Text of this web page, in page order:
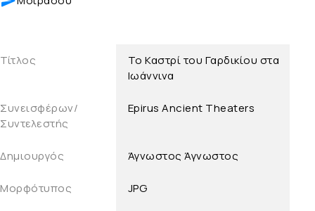
Τίτλος
Το Καστρί του Γαρδικίου στα
Ιωάννινα
Συνεισφέρων/
Συντελεστής
Epirus Ancient Theaters
Δημιουργός Άγνωστος Άγνωστος
Μορφότυπος JPG